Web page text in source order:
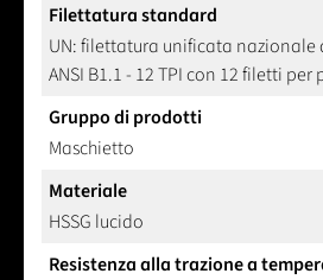
Filettatura standard
UN: filettatura unificata nazionale
ANSI B1.1 - 12 TPI con 12 filetti per
Gruppo di prodotti
Maschietto
Materiale
HSSG lucido
Resistenza alla trazione a